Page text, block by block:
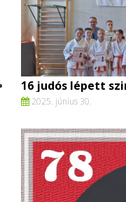
16 judós lépett
2025. június 30.